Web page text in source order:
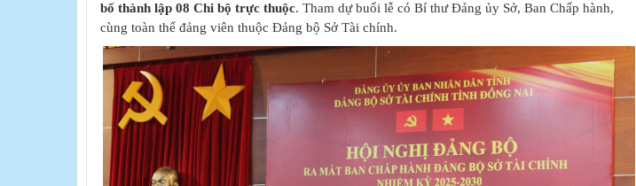
bố thành lập 08 Chi bộ trực thuộc. Tham dự buổi lễ có Bí thư Đảng ủy Sở, Ban Chấp hành,
cùng toàn thể đảng viên thuộc Đảng bộ Sở Tài chính.